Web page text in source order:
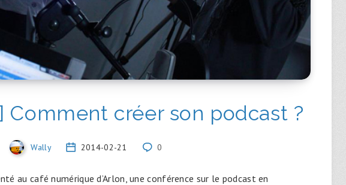
Comment créer son podcast ?
Wally 2014-02-21 0
au café numérique d’Arlon, une conférence sur le podcast en